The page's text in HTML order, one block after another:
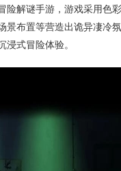
险解谜手游，游戏采用色
布置等营造出诡异凄冷
式冒险体验。